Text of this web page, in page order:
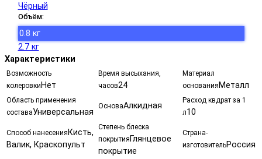
Чёрный
Объём:
0.8 кг
2.7 кг
Характеристики
Возможность
колеровки Нет
Время высыхания,
часов24
Материал
основания Металл
Область применения
составаУниверсальная
ОсноваАлкидная
Расход квдрат за 1
л10
Способ нанесения Кисть,
Валик, Краскопульт
Степень блеска
покрытия Глянцевое
покрытие
Страна-
изготовительРоссия